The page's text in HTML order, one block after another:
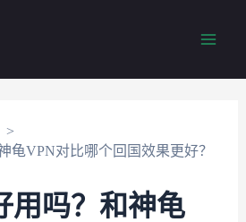
龟VPN对比哪个回国效果更好？
用吗？和神龟